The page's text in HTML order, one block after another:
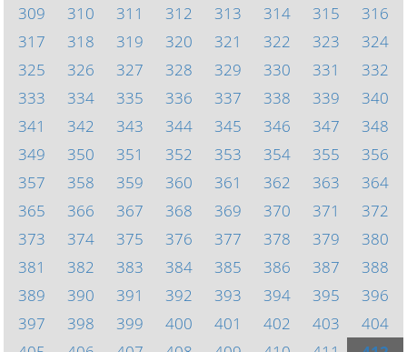
309
310 311 312 313 314 315
316
317
318 319 320 321 322 323
324
325
326 327 328 329 330 331
332
333
334 335 336 337 338 339
340
341
342 343 344 345 346 347
348
349
350 351 352 353 354 355
356
357
358 359 360 361 362 363
364
365
366 367 368 369 370 371
372
373
374 375 376 377 378 379
380
381
382 383 384 385 386 387
388
389
390 391 392 393 394 395
396
397
398 399 400 401 402 403
404